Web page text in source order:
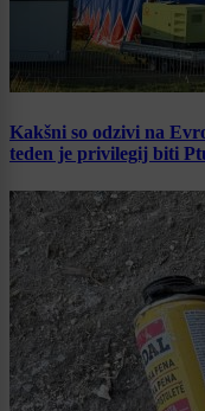
Kakšni so odzivi na
teden je privilegij biti